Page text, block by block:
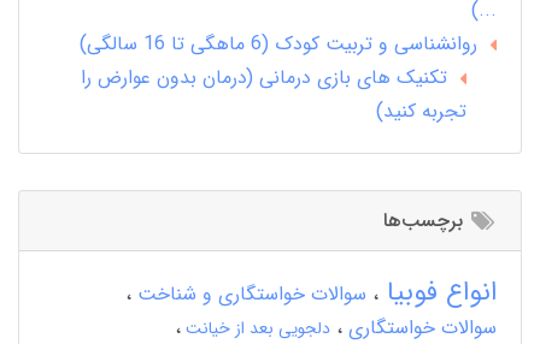
...)
روانشناسی و تربیت کودک (6 ماهگی تا 16 سالگی)
تکنیک های بازی درمانی (درمان بدون عوارض را
تجربه کنید)
برچسب‌ها
انواع فوبیا
سوالات خواستگاری و شناخت
سوالات خواستگاری
دلجویی بعد از خیانت